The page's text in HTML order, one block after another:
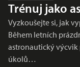
Trénuj jako
Vyzkoušejte si, jak
Během letních
astronautický
úkolů…